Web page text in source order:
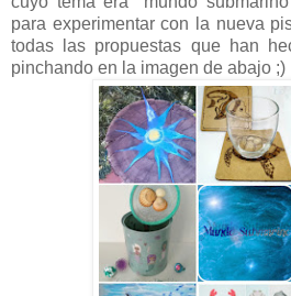
para experimentar con la nueva
todas las propuestas que han
pinchando en la imagen de abajo ;)